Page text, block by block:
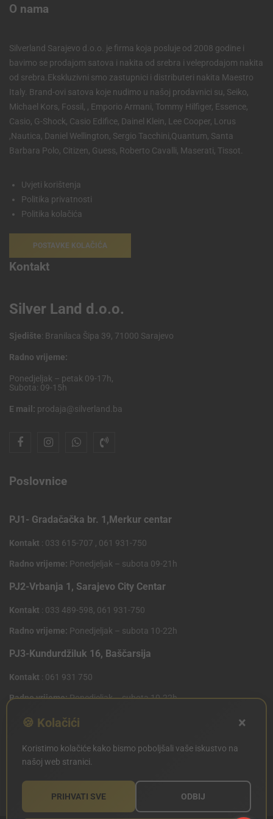
O nama
Silverland Sarajevo d.o.o. je firma koja posluje od 2008 godine i
bavimo se prodajom satova i nakita od srebra i veleprodajom nakita
od srebra.Ekskluzivni smo zastupnici i distributeri nakita Maestro
Italy. Brand-ovi satova koje nudimo u našoj prodavnici su, Seiko,
Michael Kors, Fossil, , Emporio Armani, Tommy Hilfiger, Essence,
Casio, G-Shock, Casio Edifice, Dainel Klein, Lee Cooper, Lorus
,Nautica, Daniel Wellington, Sergio Tacchini,Quantum, Santa
Barbara Polo, Citizen, Guess, Roberto Cavalli, Maserati, Tissot.
Uvjeti korištenja
Politika privatnosti
Politika kolačića
POSTAVKE KOLAČIĆA
Kontakt
Silver Land d.o.o.
Sjedište: Branilaca Šipa 39, 71000 Sarajevo
Radno vrijeme:
Ponedjeljak – petak 09-17h,
Subota: 09-15h
E mail: prodaja@silverland.ba
Poslovnice
PJ1- Gradačačka br. 1,Merkur centar
Kontakt : 033 615-707 , 061 931-750
Radno vrijeme: Ponedjeljak – subota 09-21h
PJ2-Vrbanja 1, Sarajevo City Centar
Kontakt : 033 489-598, 061 931-750
Radno vrijeme: Ponedjeljak – subota 10-22h
PJ3-Kundurdžiluk 16, Baščarsija
Kontakt : 061 931 750
Radno vrijeme:Ponedjeljak – subota 10-22h
PJ4 West Gate,Mostarsko raskrsce 10 (Penny Plus
Kontakt: 061 931 750
Radno vrijeme:Ponedjeljak – subota 09-21h
🍪 Kolačići ×
Koristimo kolačiće kako bismo poboljšali vaše iskustvo na
našoj web stranici.
PRIHVATI SVE ODBIJ